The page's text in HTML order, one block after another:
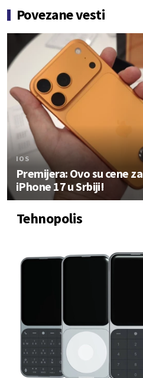
Povezane vesti
IOS
Premijera: Ovo su cene za
iPhone 17 u Srbiji!
Tehnopolis